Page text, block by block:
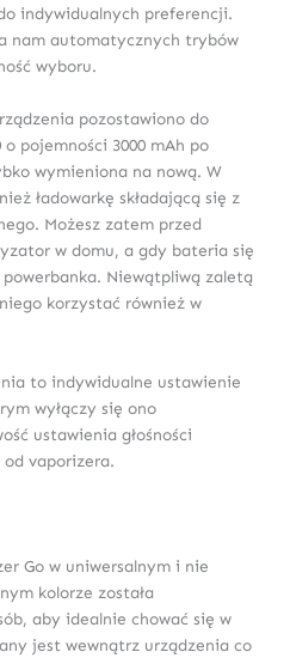
indywidualnych preferencji.
nam automatycznych trybów
wyboru.
pozostawiono do
pojemności 3000 mAh po
wymieniona na nową. W
ładowarkę składającą się z
Możesz zatem przed
w domu, a gdy bateria się
Niewątpliwą zaletą
korzystać również w
to indywidualne ustawienie
wyłączy się ono
ustawienia głośności
vaporizera.
Go w uniwersalnym i nie
kolorze została
aby idealnie chować się w
jest wewnątrz urządzenia co